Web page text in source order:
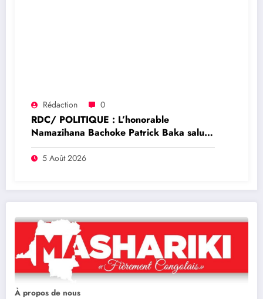
Rédaction 0
RDC/ POLITIQUE : L’honorable
Namazihana Bachoke Patrick Baka salue
la suspension de l’arrêté interministériel
sur l’économie numérique
5 Août 2026
À propos de nous